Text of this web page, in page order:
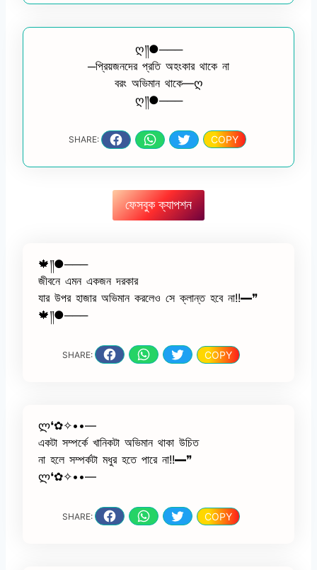
ღ༎●───
─প্রিয়জনদের প্রতি অহংকার থাকে না
বরং অভিমান থাকে—ღ
ღ༎●───
SHARE: COPY
ফেসবুক ক্যাপশন
🍁༎●───
জীবনে এমন একজন দরকার
যার উপর হাজার অভিমান করলেও সে ক্লান্ত হবে না!!━❞
🍁༎●───
SHARE: COPY
ლ❛✿✧••—
একটা সম্পর্কে খানিকটা অভিমান থাকা উচিত
না হলে সম্পর্কটা মধুর হতে পারে না!!━❞
ლ❛✿✧••—
SHARE: COPY